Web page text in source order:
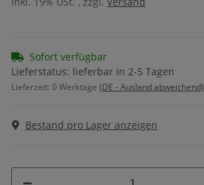
Sofort verfügbar
Lieferstatus: lieferbar in 2-5 Tagen
Lieferzeit: 0 Werktage (DE - Ausland abweichend)
Bestand pro Lager anzeigen